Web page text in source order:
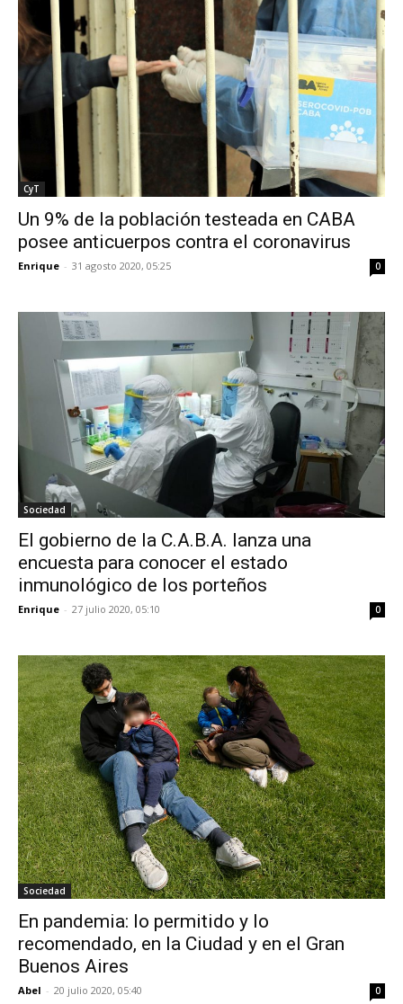
CyT
Un 9% de la población testeada en CABA
posee anticuerpos contra el coronavirus
Enrique - 31 agosto 2020, 05:25 0
Sociedad
El gobierno de la C.A.B.A. lanza una
encuesta para conocer el estado
inmunológico de los porteños
Enrique - 27 julio 2020, 05:10 0
Sociedad
En pandemia: lo permitido y lo
recomendado, en la Ciudad y en el Gran
Buenos Aires
Abel - 20 julio 2020, 05:40 0